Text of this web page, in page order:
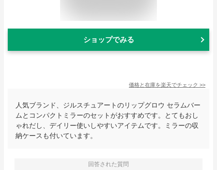
ショップでみる
価格と在庫を楽天でチェック >>
人気ブランド、ジルスチュアートのリップグロウ セラムバー
ムとコンパクトミラーのセットがおすすめです。とてもおし
ゃれだし、デイリー使いしやすいアイテムです。ミラーの収
納ケースも付いています。
回答された質問